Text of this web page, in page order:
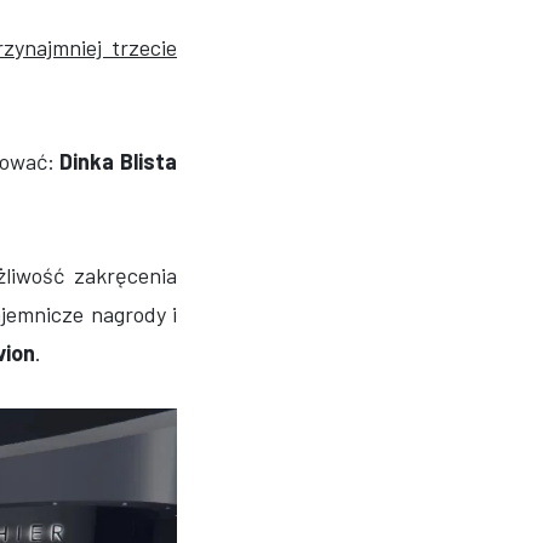
trzecie
Dinka Blista
zakręcenia
nagrody i
.